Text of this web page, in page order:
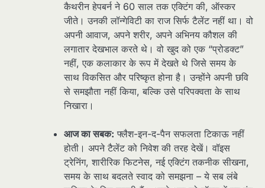
कैथरीन हेपबर्न ने 60 साल तक एक्टिंग की, ऑस्कर
जीते। उनकी लॉन्गेविटी का राज सिर्फ टैलेंट नहीं था। वो
अपनी आवाज, अपने शरीर, अपने अभिनय कौशल की
लगातार देखभाल करते थे। वो खुद को एक “प्रोडक्ट”
नहीं, एक कलाकार के रूप में देखते थे जिसे समय के
साथ विकसित और परिष्कृत होना है। उन्होंने अपनी छवि
से समझौता नहीं किया, बल्कि उसे परिपक्वता के साथ
निखारा।
आज का सबक: फ्लैश-इन-द-पैन सफलता टिकाऊ नहीं
होती। अपने टैलेंट को निवेश की तरह देखें। वॉइस
ट्रेनिंग, शारीरिक फिटनेस, नई एक्टिंग तकनीक सीखना,
समय के साथ बदलते स्वाद को समझना – ये सब लंबे